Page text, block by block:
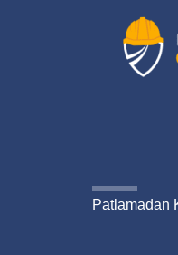
Patlamadan